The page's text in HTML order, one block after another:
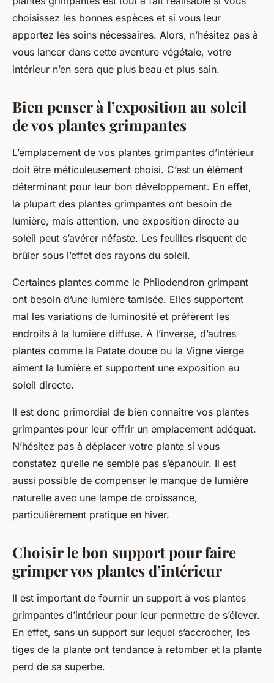
choisissez les bonnes espèces et si vous leur
apportez les soins nécessaires. Alors, n’hésitez pas à
vous lancer dans cette aventure végétale, votre
intérieur n’en sera que plus beau et plus sain.
Bien penser à l’exposition au soleil
de vos plantes grimpantes
L’emplacement de vos plantes grimpantes d’intérieur
doit être méticuleusement choisi. C’est un élément
déterminant pour leur bon développement. En effet,
la plupart des plantes grimpantes ont besoin de
lumière, mais attention, une exposition directe au
soleil peut s’avérer néfaste. Les feuilles risquent de
brûler sous l’effet des rayons du soleil.
Certaines plantes comme le Philodendron grimpant
ont besoin d’une lumière tamisée. Elles supportent
mal les variations de luminosité et préfèrent les
endroits à la lumière diffuse. A l’inverse, d’autres
plantes comme la Patate douce ou la Vigne vierge
aiment la lumière et supportent une exposition au
soleil directe.
Il est donc primordial de bien connaître vos plantes
grimpantes pour leur offrir un emplacement adéquat.
N’hésitez pas à déplacer votre plante si vous
constatez qu’elle ne semble pas s’épanouir. Il est
aussi possible de compenser le manque de lumière
naturelle avec une lampe de croissance,
particulièrement pratique en hiver.
Choisir le bon support pour faire
grimper vos plantes d’intérieur
Il est important de fournir un support à vos plantes
grimpantes d’intérieur pour leur permettre de s’élever.
En effet, sans un support sur lequel s’accrocher, les
tiges de la plante ont tendance à retomber et la plante
perd de sa superbe.